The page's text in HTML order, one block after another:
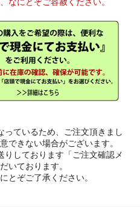
っているため、ご注文頂きまし
できない場合がございます。
りしております「ご注文確認メ
いております。
とぞご了承ください。